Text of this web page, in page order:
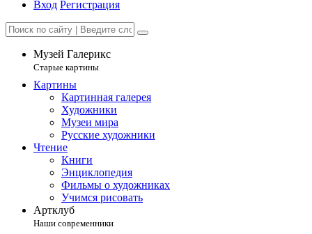
Вход Регистрация
Музей Галерикс
Старые картины
Картины
Картинная галерея
Художники
Музеи мира
Русские художники
Чтение
Книги
Энциклопедия
Фильмы о художниках
Учимся рисовать
Артклуб
Наши современники